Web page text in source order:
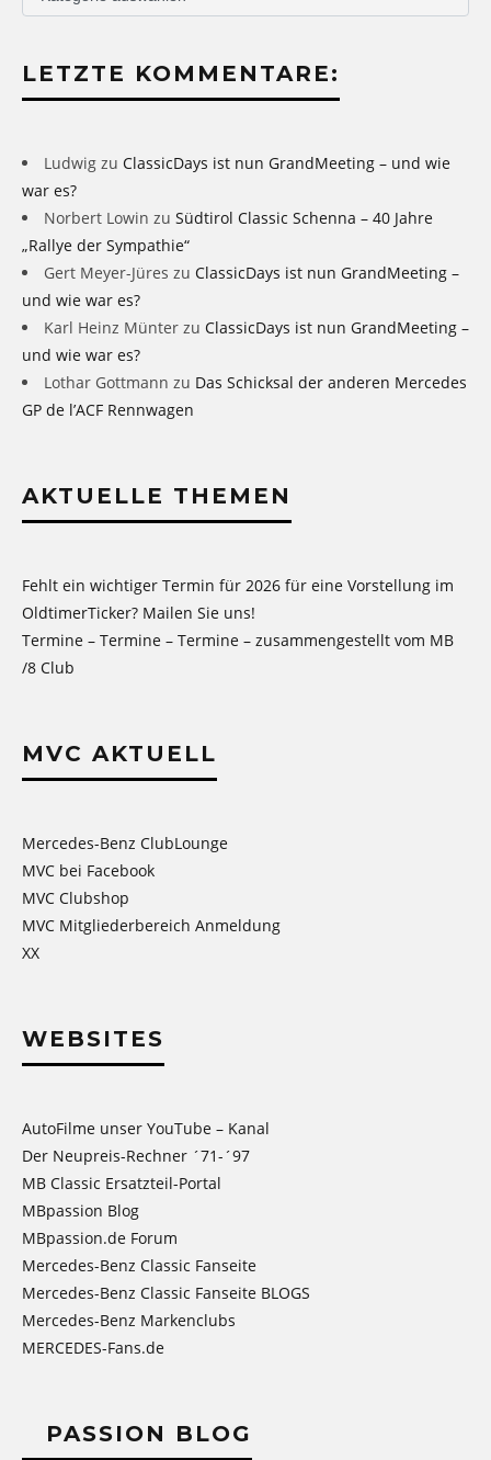
LETZTE KOMMENTARE:
Ludwig zu ClassicDays ist nun GrandMeeting – und wie
war es?
Norbert Lowin zu Südtirol Classic Schenna – 40 Jahre
„Rallye der Sympathie“
Gert Meyer-Jüres zu ClassicDays ist nun GrandMeeting –
und wie war es?
Karl Heinz Münter zu ClassicDays ist nun GrandMeeting –
und wie war es?
Lothar Gottmann zu Das Schicksal der anderen Mercedes
GP de l’ACF Rennwagen
AKTUELLE THEMEN
Fehlt ein wichtiger Termin für 2026 für eine Vorstellung im
OldtimerTicker? Mailen Sie uns!
Termine – Termine – Termine – zusammengestellt vom MB
/8 Club
MVC AKTUELL
Mercedes-Benz ClubLounge
MVC bei Facebook
MVC Clubshop
MVC Mitgliederbereich Anmeldung
XX
WEBSITES
AutoFilme unser YouTube – Kanal
Der Neupreis-Rechner ´71-´97
MB Classic Ersatzteil-Portal
MBpassion Blog
MBpassion.de Forum
Mercedes-Benz Classic Fanseite
Mercedes-Benz Classic Fanseite BLOGS
Mercedes-Benz Markenclubs
MERCEDES-Fans.de
PASSION BLOG